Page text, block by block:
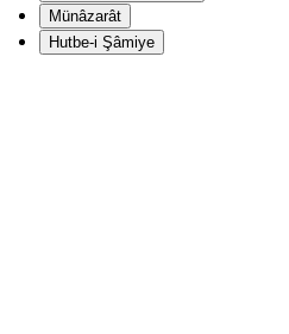
Münâzarât
Hutbe-i Şâmiye